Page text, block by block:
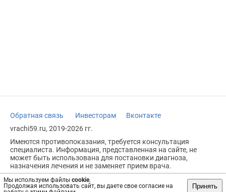
Мы используем файлы cookie.
Продолжая использовать сайт, вы даете свое согласие на
Принять
Обратная связь Инвесторам
Вконтакте
vrachi59.ru, 2019-2026 гг.
Имеются противопоказания, требуется консультация
специалиста. Информация, представленная на сайте, не
может быть использована для постановки диагноза,
назначения лечения и не заменяет прием врача.
Возрастное ограничение: 18+